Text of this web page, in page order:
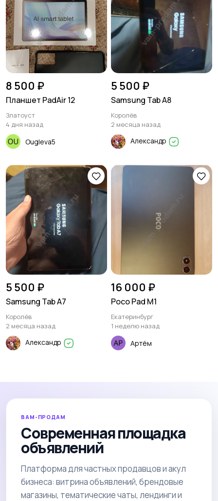
8 500 ₽
Планшет PadAir 12
Златоуст
4 дня назад
Ougleva5
5 500 ₽
Samsung Tab A8
Королёв
2 месяца назад
Александр
5 500 ₽
Samsung Tab A7
Королёв
2 месяца назад
Александр
16 000 ₽
Poco Pad M1
Екатеринбург
1 неделю назад
Артём
ВАМ-ПРОДАМ
Современная площадка
объявлений
Платформа для частных продавцов и акул
бизнеса: витрина объявлений, брендовые
магазины, тематические чаты, лендинги и